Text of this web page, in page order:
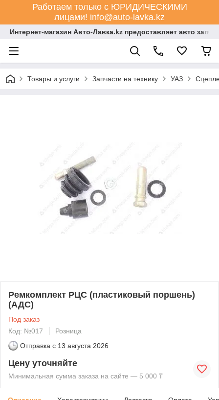
Работаем только с ЮРИДИЧЕСКИМИ
лицами! info@auto-lavka.kz
Интернет-магазин Авто-Лавка.kz предоставляет авто
Товары и услуги Запчасти на технику УАЗ
Ремкомплект РЦС (пластиковый поршень)
(АДС)
Под заказ
Код: №017
Розница
Отправка с 13 августа 2026
Цену уточняйте
Минимальная сумма заказа на сайте — 5 000 ₸